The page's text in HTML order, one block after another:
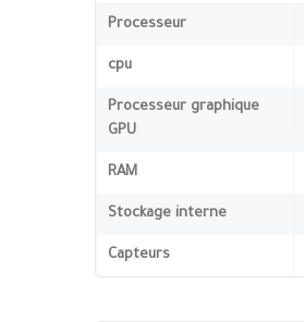
Processeur
cpu
Processeur graphique
GPU
RAM
Stockage interne
Capteurs